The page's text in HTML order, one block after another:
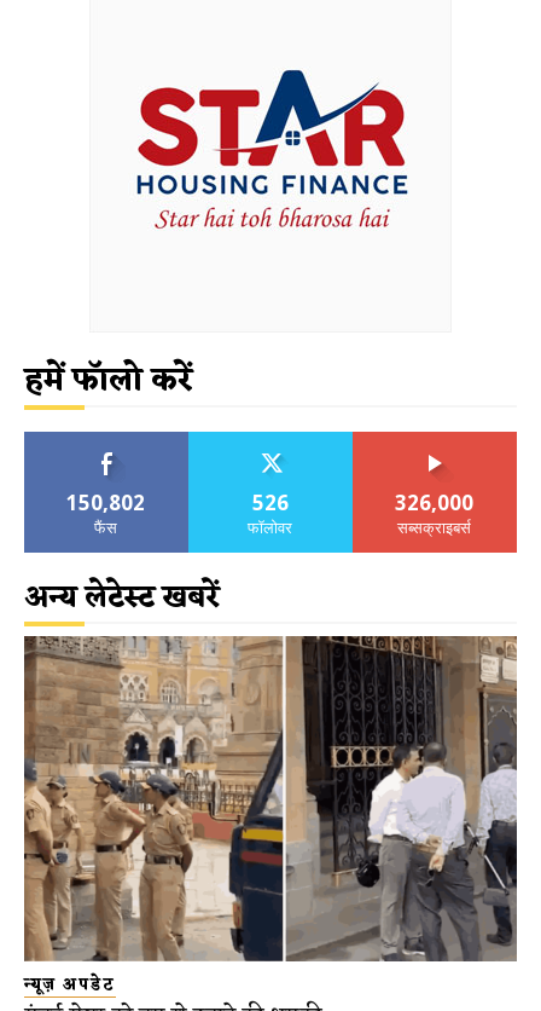
हमें फॉलो करें
150,802
फैंस
526
फॉलोवर
326,000
सब्सक्राइबर्स
अन्य लेटेस्ट खबरें
न्यूज़ अपडेट